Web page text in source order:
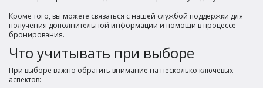
Кроме того, вы можете связаться с нашей службой поддержки для
получения дополнительной информации и помощи в процессе
бронирования.
Что учитывать при выборе
При выборе важно обратить внимание на несколько ключевых
аспектов: